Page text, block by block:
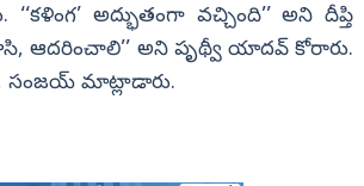
అద్భుతంగా వచ్చింది’’ అని దీప్తి
ఆదరించాలి’’ అని పృథ్వీ యాదవ్‌ కోరారు.
సంజయ్‌ మాట్లాడారు.